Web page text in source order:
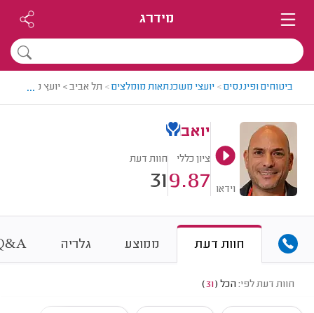
מידרג
ביטוחים ופיננסים> יועצי משכנתאות מומלצים> תל אביב > יועץ ...
וידאו
יואב
ציון כללי
9.87
חוות דעת
31
חוות דעת ממוצע גלריה &A
חוות דעת לפי: הכל (
31
)